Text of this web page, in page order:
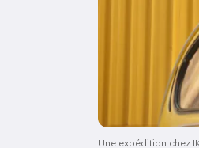
Une expédition chez